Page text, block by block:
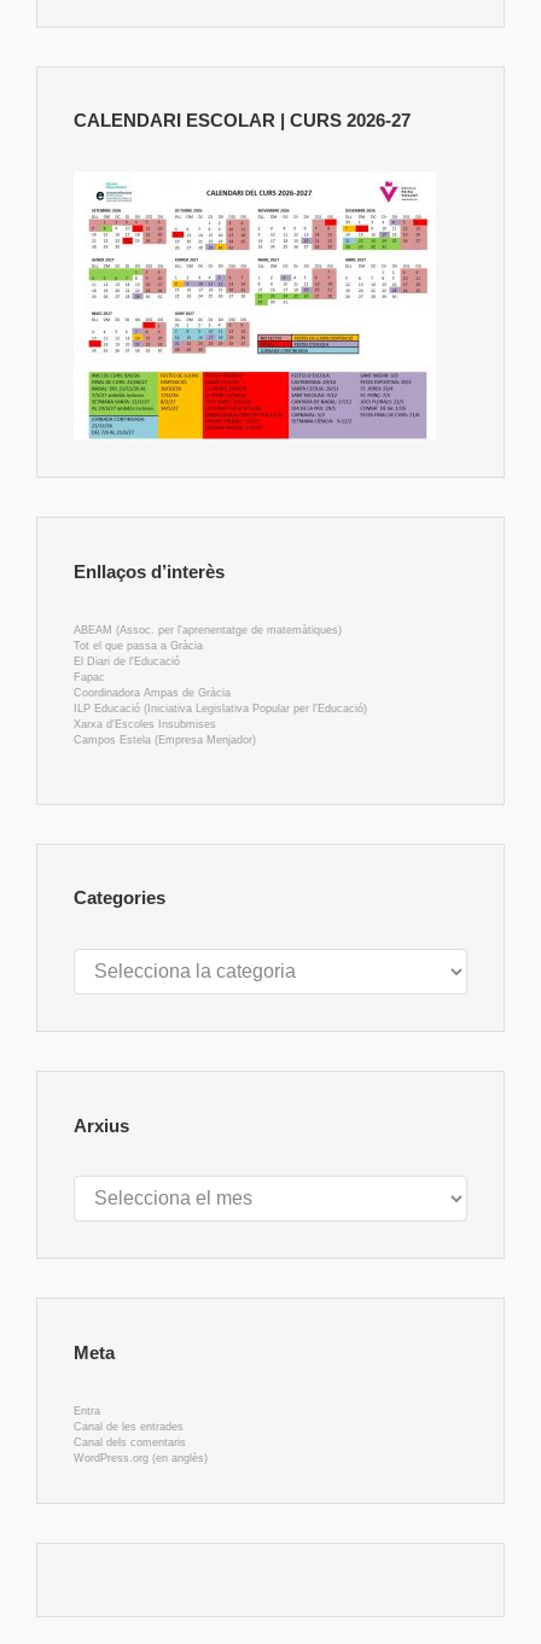
CALENDARI ESCOLAR | CURS 2026-27
Enllaços d’interès
ABEAM (Assoc. per l'aprenentatge de matemàtiques)
Tot el que passa a Gràcia
El Diari de l'Educació
Fapac
Coordinadora Ampas de Gràcia
ILP Educació (Iniciativa Legislativa Popular per l'Educació)
Xarxa d'Escoles Insubmises
Campos Estela (Empresa Menjador)
Categories
Categories
Arxius
Arxius
Meta
Entra
Canal de les entrades
Canal dels comentaris
WordPress.org (en anglès)